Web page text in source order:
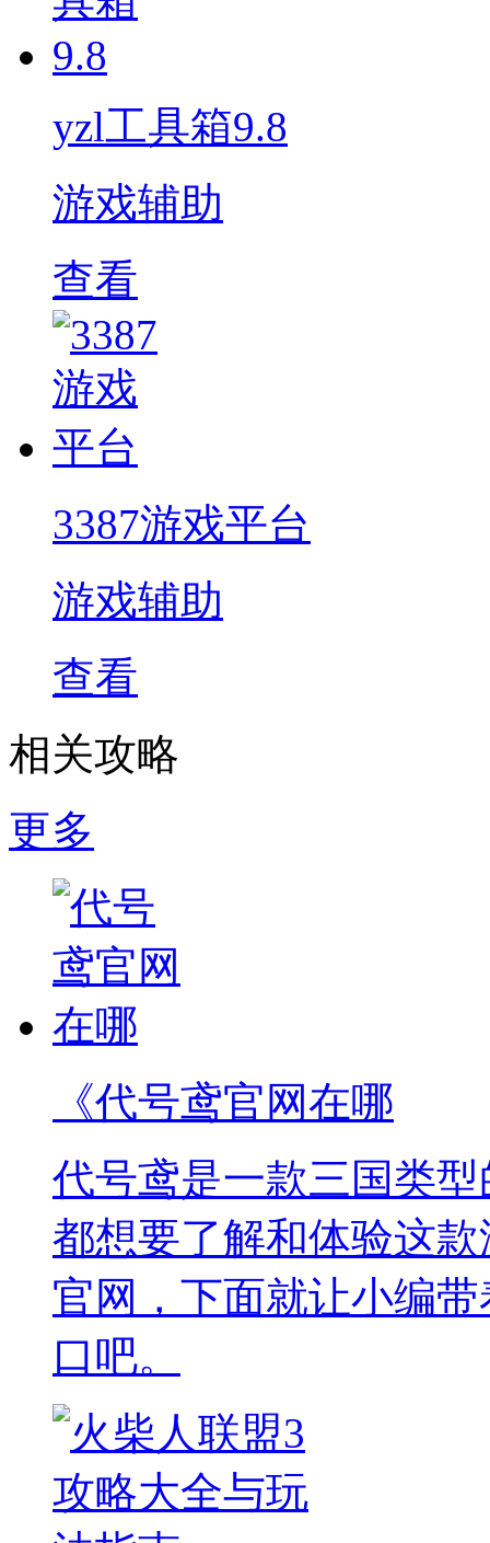
yzl工具箱9.8
游戏辅助
查看
3387游戏平台
游戏辅助
查看
相关攻略
更多
《代号鸢官网在哪
代号鸢是一款三国类
都想要了解和体验这
官网，下面就让小编
口吧。